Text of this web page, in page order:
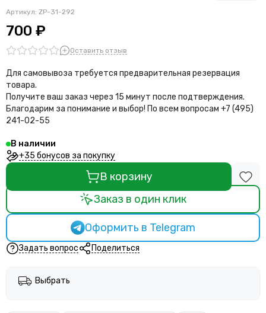
Артикул: ZP-31-292
700 ₽
Оставить отзыв
Для самовывоза требуется предварительная резервация
товара.
Получите ваш заказ через 15 минут после подтверждения.
Благодарим за понимание и выбор! По всем вопросам +7 (495)
241-02-55
В наличии
+35 бонусов за покупку
В корзину
Заказ в один клик
Оформить в Telegram
Задать вопрос Поделиться
Выбрать